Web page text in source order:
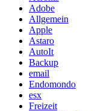
Adobe
Allgemein
Apple
Astaro
AutoIt
Backup
email
Endomondo
esx
Freizeit